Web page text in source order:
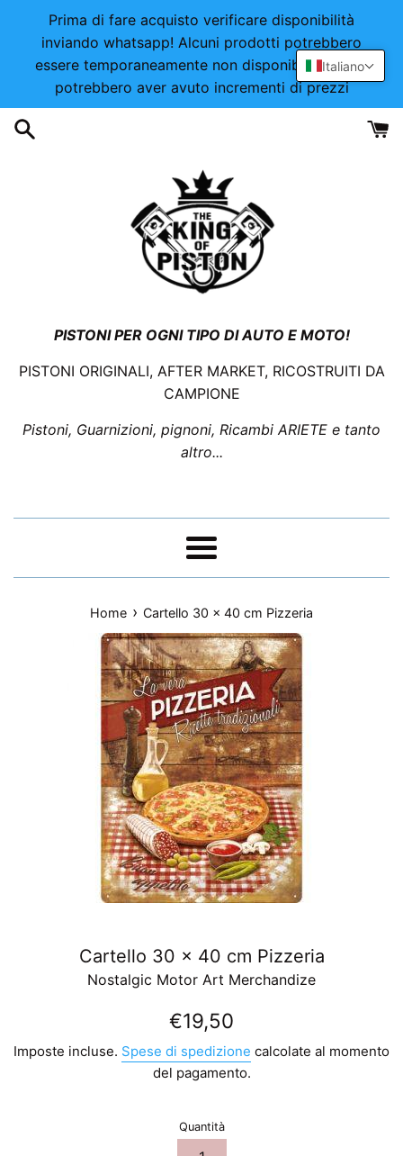
direttamente
Prima di fare acquisto verificare disponibilità
inviando whatsapp! Alcuni prodotti potrebbero
essere temporaneamente non disponibili o alcuni
potrebbero aver avuto incrementi di prezzi
PISTONI PER OGNI TIPO DI AUTO E MOTO!
PISTONI ORIGINALI, AFTER MARKET, RICOSTRUITI DA
CAMPIONE
Pistoni, Guarnizioni, pignoni, Ricambi ARIETE e tanto
altro...
Menu
Home › Cartello 30 x 40 cm Pizzeria
Cartello 30 x 40 cm Pizzeria
Nostalgic Motor Art Merchandize
Prezzo
listino
€19,50
Imposte incluse. Spese di spedizione calcolate al momento
del pagamento.
Quantità
Italiano